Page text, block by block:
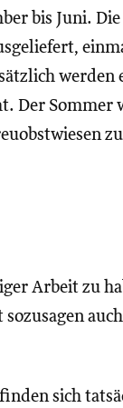
bis Juni.
werden
Der Sommer
Arbeit zu
sich